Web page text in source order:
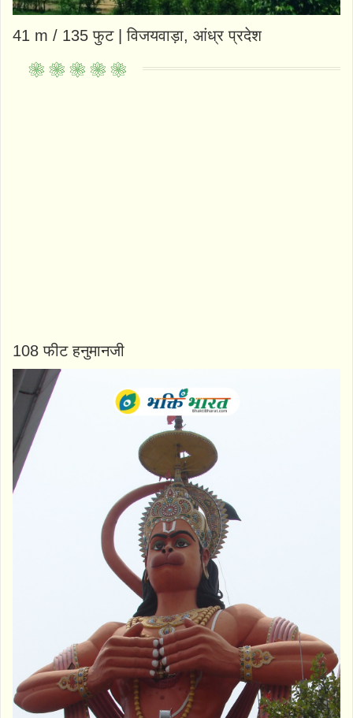
41 m / 135 फुट | विजयवाड़ा, आंध्र प्रदेश
108 फीट हनुमानजी